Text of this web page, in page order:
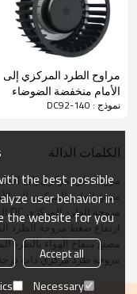
وصف المنتج
الفولطية
جهد العمل （V）
قوة (W)
السرعة (دورة في
DiameterΦ
(مم)
الضوضاء
(ديسيبل)
مراوح الطرد المركزي إلى
الأمام منخفضة الضوضاء
DC Φ140 تخصيص
نموذج : DC92-140
الكلمات الدالة
مروحة طرد مركزي إلى
مصنع الطرد المركزي إلى
مروحة الطرد المركزي DC المخصصة
ارتفاع ضغط مروحة الطرد
مصنع منفاخ الهواء بالطرد
مروحة طرد مركزي ذات
the best possible
user behavior in
the website for you.
Accept all
Necessary